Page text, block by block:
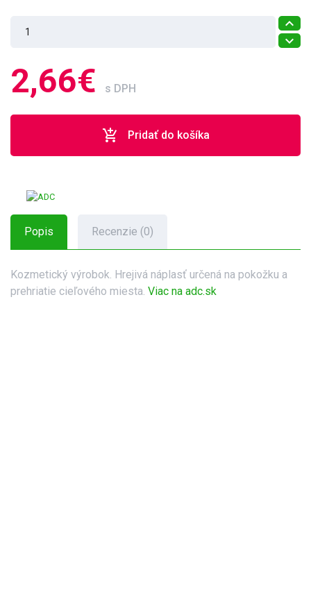
2,66€ s DPH
add_shopping_cart Pridať do košíka
Popis Recenzie (0)
Kozmetický výrobok. Hrejivá náplasť určená na pokožku a
prehriatie cieľového miesta. Viac na adc.sk